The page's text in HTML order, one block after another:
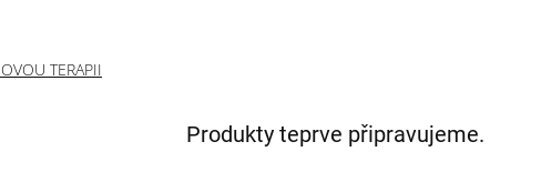
TERAPII
Produkty teprve připravujeme.